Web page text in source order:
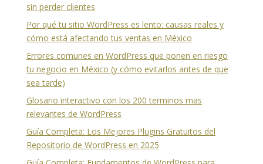
sin perder clientes
Por qué tu sitio WordPress es lento: causas reales y
cómo está afectando tus ventas en México
Errores comunes en WordPress que ponen en riesgo
tu negocio en México (y cómo evitarlos antes de que
sea tarde)
Glosario interactivo con los 200 terminos mas
relevantes de WordPress
Guía Completa: Los Mejores Plugins Gratuitos del
Repositorio de WordPress en 2025